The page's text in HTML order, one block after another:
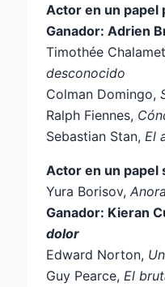
Actor en un papel
Ganador: Adrien
Timothée
desconocido
Colman Domingo,
Ralph Fiennes,
Sebastian Stan, El
Actor en un papel
Yura Borisov, Anora
Ganador: Kieran
dolor
Edward Norton,
Guy Pearce, El